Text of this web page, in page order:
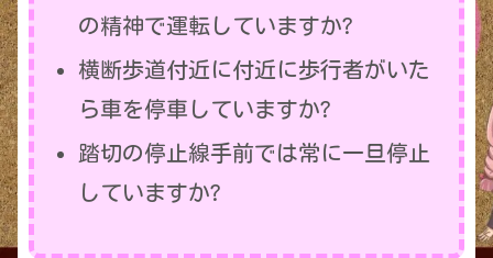
の精神で運転していますか?
横断歩道付近に付近に歩行者がいた
ら車を停車していますか?
踏切の停止線手前では常に一旦停止
していますか?